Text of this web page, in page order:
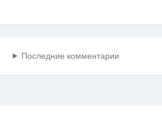
Последние комментарии